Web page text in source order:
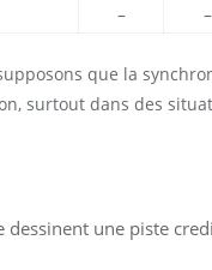
– –
que la
surtout dans des
une piste